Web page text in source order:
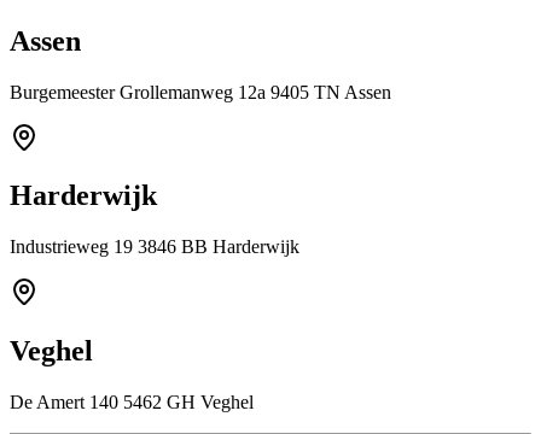
Assen
Burgemeester Grollemanweg 12a 9405 TN Assen
Harderwijk
Industrieweg 19 3846 BB Harderwijk
Veghel
De Amert 140 5462 GH Veghel